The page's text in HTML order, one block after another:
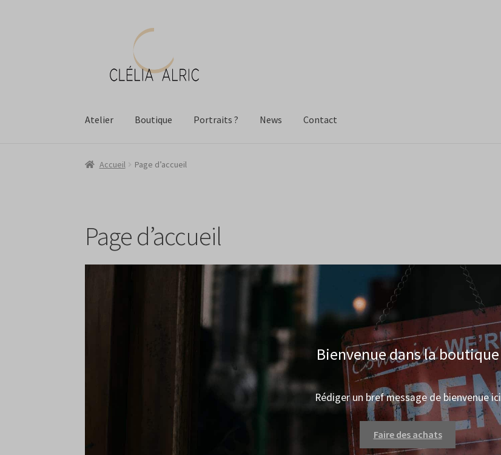
navigation
Atelier Boutique Portraits ? News Contact
Accueil Page d’accueil
Page d’accueil
Bienvenue dans la boutique
Rédiger un bref message de bienvenue ici
Faire des achats